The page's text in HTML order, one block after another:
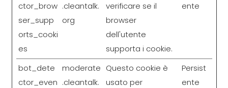
ctor_brow
ser_supp
orts_cooki
es
.cleantalk.
org
verificare se il
browser
dell'utente
supporta i cookie.
ente
bot_dete
ctor_even
moderate
.cleantalk.
Questo cookie è
usato per
Persist
ente